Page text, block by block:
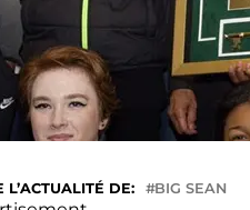
L’ACTUALITÉ DE: BIG SEAN